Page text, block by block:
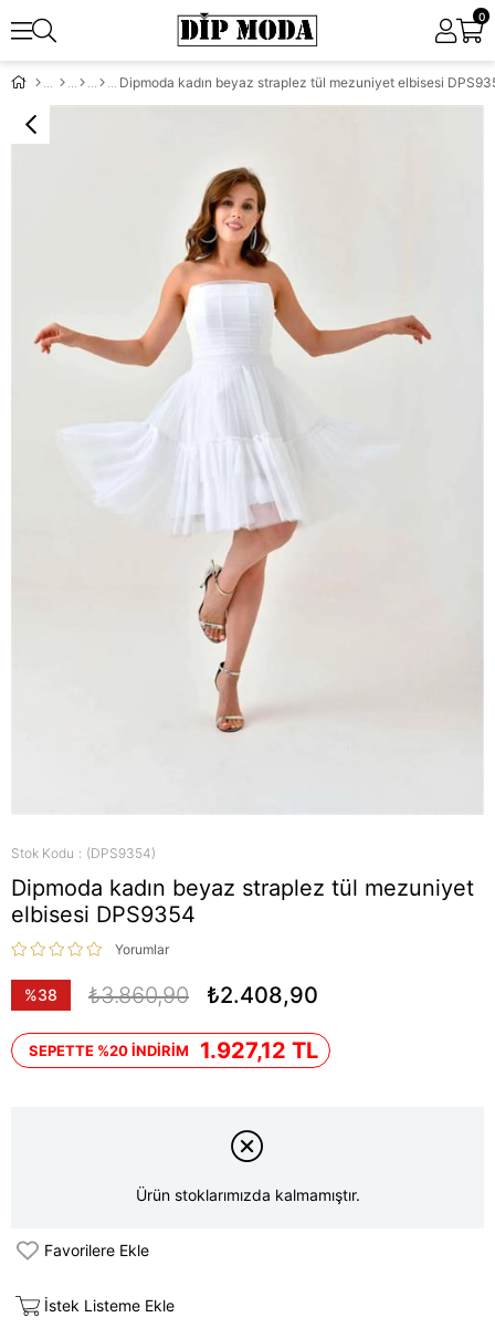
0
Dipmoda kadın beyaz straplez tül mezuniyet elbisesi
Stok Kodu (DPS9354)
Dipmoda kadın beyaz straplez tül mezuniyet
elbisesi DPS9354
Yorumlar
%38
₺3.860,90 ₺2.408,90
SEPETTE %20 İNDİRİM 1.927,12 TL
Ürün stoklarımızda kalmamıştır.
Favorilere Ekle
İstek Listeme Ekle